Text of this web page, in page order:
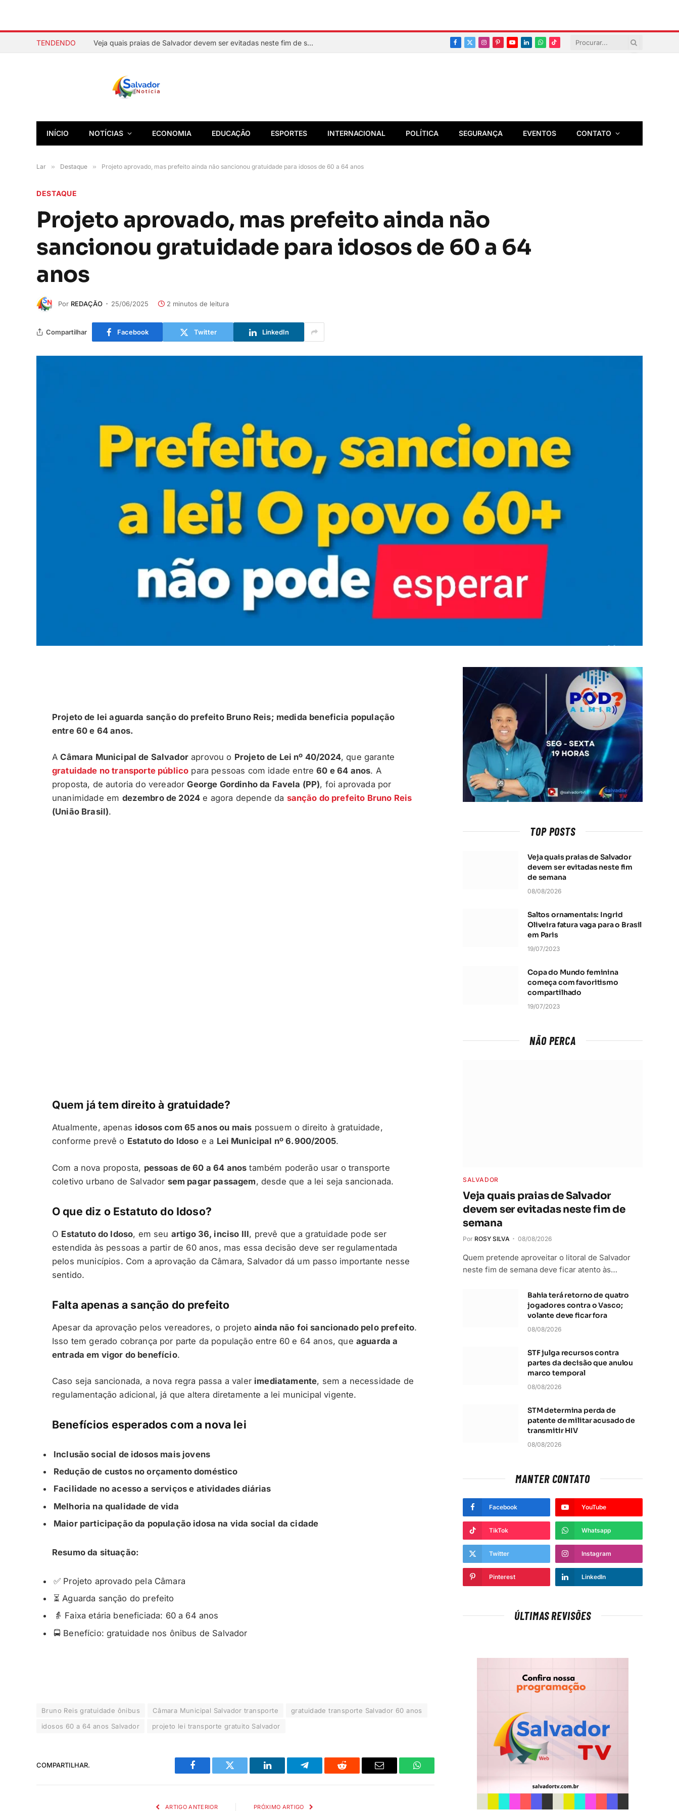
TENDENDO Veja quais praias de Salvador devem ser evitadas neste fim de semana
Facebook
X
Instagram
PinterestYouTubeLinkedInWhatsapp
TikTok
INÍCIO NOTÍCIAS ECONOMIA EDUCAÇÃO ESPORTES INTERNACIONAL POLÍTICA SEGURANÇA EVENTOS CONTATO
Lar » Destaque » Projeto aprovado, mas prefeito ainda não sancionou gratuidade para idosos de 60 a 64 anos
DESTAQUE
Projeto aprovado, mas prefeito ainda não
sancionou gratuidade para idosos de 60 a 64
anos
Por REDAÇÃO 25/06/2025 2 minutos de leitura
Compartilhar Facebook Twitter LinkedIn
Projeto de lei aguarda sanção do prefeito Bruno Reis; medida beneficia população
entre 60 e 64 anos.
ACâmara Municipal de Salvador aprovou o Projeto de Lei nº 40/2024, que garante
gratuidade no transporte público para pessoas com idade entre60 e 64 anos. A
proposta, de autoria do vereadorGeorge Gordinho da Favela (PP), foi aprovada por
unanimidade em dezembro de 2024 e agora depende da sanção do prefeito Bruno Reis
(União Brasil).
Quem já tem direito à gratuidade?
Atualmente, apenas idosos com 65 anos ou mais possuem o direito à gratuidade,
conforme prevê o Estatuto do Idoso e a Lei Municipal nº 6.900/2005.
Com a nova proposta, pessoas de 60 a 64 anos também poderão usar o transporte
coletivo urbano de Salvador sem pagar passagem, desde que a lei seja sancionada.
O que diz o Estatuto do Idoso?
O Estatuto do Idoso, em seu artigo 36, inciso III, prevê que a gratuidade pode ser
estendida às pessoas a partir de 60 anos, mas essa decisão deve ser regulamentada
pelos municípios. Com a aprovação da Câmara, Salvador dá um passo importante nesse
sentido.
Falta apenas a sanção do prefeito
Apesar da aprovação pelos vereadores, o projeto ainda não foi sancionado pelo prefeito.
Isso tem gerado cobrança por parte da população entre 60 e 64 anos, que aguarda a
entrada em vigor do benefício.
Caso seja sancionada, a nova regra passa a valer imediatamente, sem a necessidade de
regulamentação adicional, já que altera diretamente a lei municipal vigente.
Benefícios esperados com a nova lei
Inclusão social de idosos mais jovens
Redução de custos no orçamento doméstico
Facilidade no acesso a serviços e atividades diárias
Melhoria na qualidade de vida
Maior participação da população idosa na vida social da cidade
Resumo da situação:
✅ Projeto aprovado pela Câmara
⏳ Aguarda sanção do prefeito
👵 Faixa etária beneficiada: 60 a 64 anos
🚍 Benefício: gratuidade nos ônibus de Salvador
Bruno Reis gratuidade ônibus Câmara Municipal Salvador transporte
gratuidade transporte Salvador 60 anos
idosos 60 a 64 anos Salvador
projeto lei transporte gratuito Salvador
COMPARTILHAR.
Facebook Twitter LinkedIn TelegramaReddit
E-
Whatsapp
ARTIGO ANTERIOR PRÓXIMO ARTIGO
TOP POSTS
Veja quais praias de Salvador
devem ser evitadas neste fim
de semana
08/08/2026
Saltos ornamentais: Ingrid
Oliveira fatura vaga para o Brasil
em Paris
19/07/2023
Copa do Mundo feminina
começa com favoritismo
compartilhado
19/07/2023
NÃO PERCA
SALVADOR
Veja quais praias de Salvador
devem ser evitadas neste fim de
semana
Por ROSY SILVA 08/08/2026
Quem pretende aproveitar o litoral de Salvador
neste fim de semana deve ficar atento às…
Bahia terá retorno de quatro
jogadores contra o Vasco;
volante deve ficar fora
08/08/2026
STF julga recursos contra
partes da decisão que anulou
marco temporal
08/08/2026
STM determina perda de
patente de militar acusado de
transmitir HIV
08/08/2026
MANTER CONTATO
Facebook YouTube
TikTok Whatsapp
Twitter Instagram
Pinterest LinkedIn
ÚLTIMAS REVISÕES